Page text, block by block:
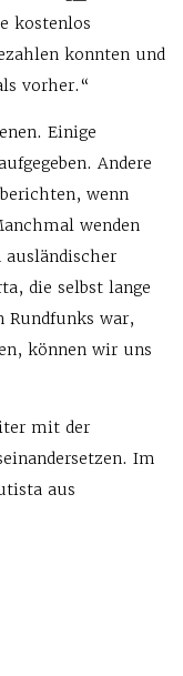
kostenlos
konnten und
vorher.“
Einige
Andere
wenn
wenden
die selbst lange
Rundfunks war,
können wir uns
mit der
Im
aus